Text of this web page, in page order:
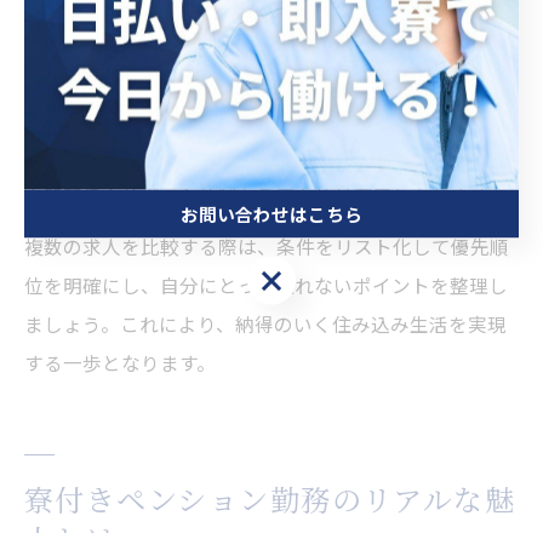
いポイントです。
また、実際の仕事内容や業務量、繁忙期と閑散期の差な
ども事前に確認し、自分のライフスタイルや希望に合っ
た求人を選ぶことが大切です。住み込みの場合、職場の
人間関係やサポート体制も重要な比較要素となります。
複数の求人を比較する際は、条件をリスト化して優先順
位を明確にし、自分にとって譲れないポイントを整理し
ましょう。これにより、納得のいく住み込み生活を実現
する一歩となります。
寮付きペンション勤務のリアルな魅
お問い合わせはこちら
お問い合わせはこちら